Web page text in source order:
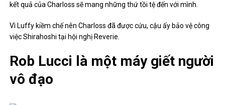
kết quả của Charloss sẽ mang những thứ tồi tệ đến với mình.
Vì Luffy kiềm chế nên Charloss đã được cứu, cậu ấy bảo vệ công
việc Shirahoshi tại hội nghị Reverie.
Rob Lucci là một máy giết người
vô đạo